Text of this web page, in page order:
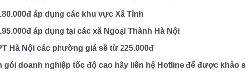
áp dụng các khu vực Xã Tỉnh
áp dụng tại các xã Ngoại Thành Hà Nội
Hà Nội các phường giá sẽ từ 225.000đ
gói doanh nghiệp tốc độ cao hãy liên hệ Hotline để được khảo